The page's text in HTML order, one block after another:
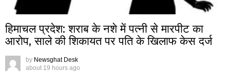
हिमाचल प्रदेश: शराब के नशे में पत्नी से मारपीट का
आरोप, साले की शिकायत पर पति के खिलाफ केस दर्ज
by Newsghat Desk
about 19 hours ago